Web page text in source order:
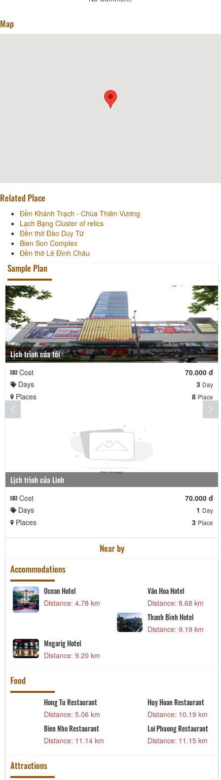
Map
Related Place
Đền Khánh Trạch - Chùa Thiên Vương
Lạch Bạng Cluster of relics
Đền thờ Đào Duy Từ
Bien Son Complex
Đền thờ Lê Đình Châu
Sample Plan
Lịch trình của tôi
Cost
70.000 đ
Days
3 Day
Places 8 Place
Lịch trình của Linh
Cost
70.000 đ
Days
1 Day
Places 3 Place
Near by
Accommodations
Ocean Hotel
Distance: 4.78 km
Văn Hoa Hotel
Distance: 8.68 km
Thanh Bình Hotel
Distance: 9.19 km
Megarig Hotel
Distance: 9.20 km
Food
Hong Tu Restaurant
Distance: 5.06 km
Huy Hoan Restaurant
Distance: 10.19 km
Bien Nho Restaurant
Distance: 11.14 km
Loi Phuong Restaurant
Distance: 11.15 km
Attractions